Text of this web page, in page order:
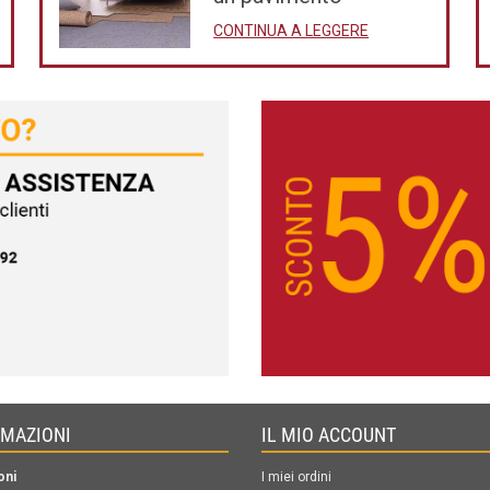
CONTINUA A LEGGERE
IL MIO ACCOUNT
I miei ordini